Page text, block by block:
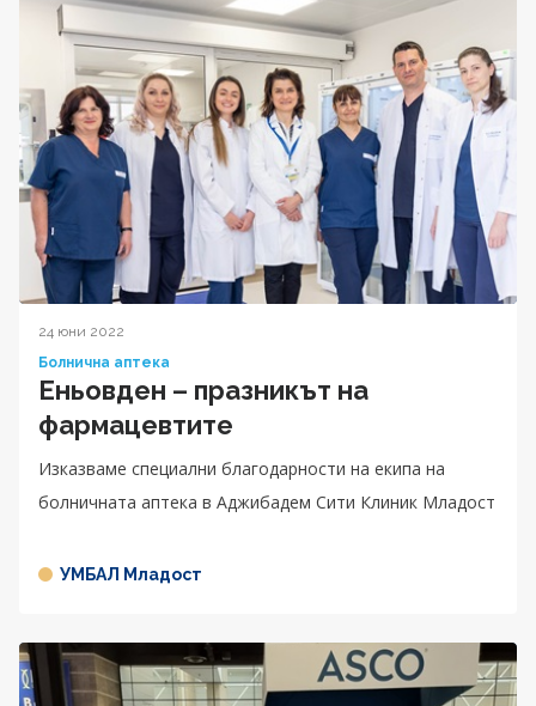
24 юни 2022
Болнична аптека
Еньовден – празникът на
фармацевтите
Изказваме специални благодарности на екипа на
болничната аптека в Аджибадем Сити Клиник Младост
УМБАЛ Младост